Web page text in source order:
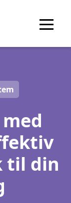
til din